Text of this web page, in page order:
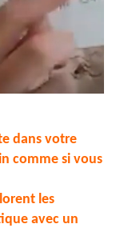
dans votre
comme si vous
les
avec un